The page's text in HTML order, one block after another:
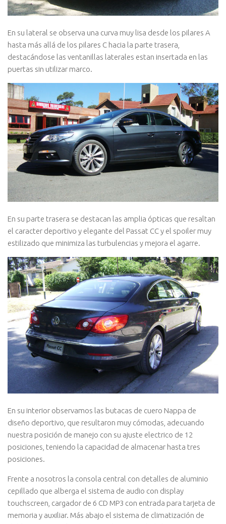
En su lateral se observa una curva muy lisa desde los pilares A
hasta más allá de los pilares C hacia la parte trasera,
destacándose las ventanillas laterales estan insertada en las
puertas sin utilizar marco.
En su parte trasera se destacan las amplia ópticas que resaltan
el caracter deportivo y elegante del Passat CC y el spoiler muy
estilizado que minimiza las turbulencias y mejora el agarre.
En su interior observamos las butacas de cuero Nappa de
diseño deportivo, que resultaron muy cómodas, adecuando
nuestra posición de manejo con su ajuste electrico de 12
posiciones, teniendo la capacidad de almacenar hasta tres
posiciones.
Frente a nosotros la consola central con detalles de aluminio
cepillado que alberga el sistema de audio con display
touchscreen, cargador de 6 CD MP3 con entrada para tarjeta de
memoria y auxiliar. Más abajo el sistema de climatización de